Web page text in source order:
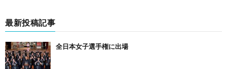
最新投稿記事
全日本女子選手権に出場